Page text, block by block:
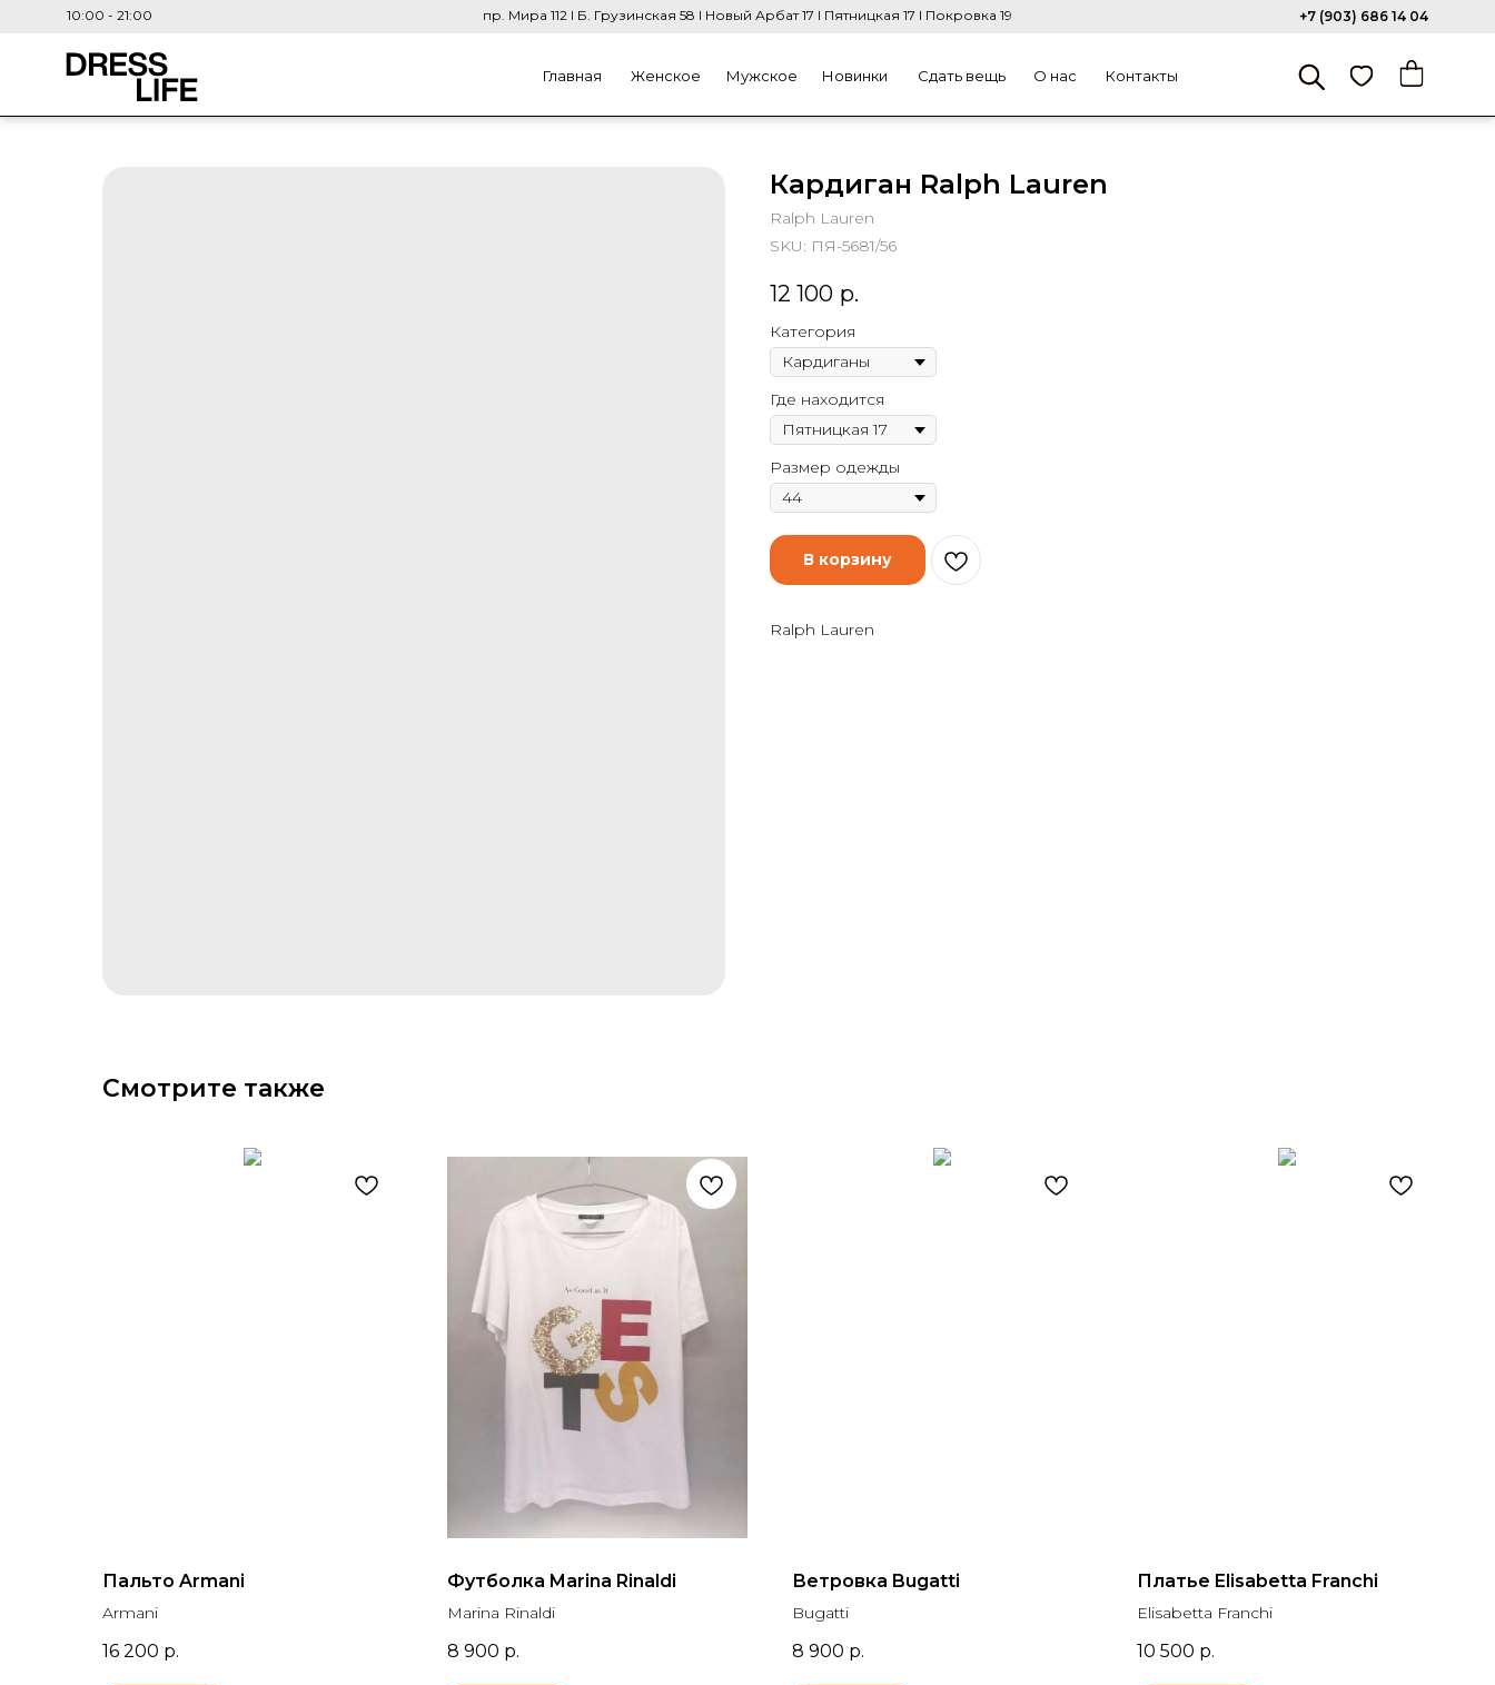
Главная Женское Мужское Новинки Сдать вещь О нас Контакты
10:00 - 21:00 пр. Мира 112 I Б. Грузинская 58 I Новый Арбат 17 I Пятницкая 17 I Покровка 19 +7 (903) 686 14 04
Кардиган Ralph Lauren
Ralph Lauren
SKU: ПЯ-5681/56
12 100 р.
Категория
Где находится
Размер одежды
В корзину
Ralph Lauren
Смотрите также
Пальто Armani
Armani
16 200 р.
Футболка Marina Rinaldi
Marina Rinaldi
8 900 р.
Ветровка Bugatti
Bugatti
8 900 р.
Платье Elisabetta Franchi
Elisabetta Franchi
10 500 р.